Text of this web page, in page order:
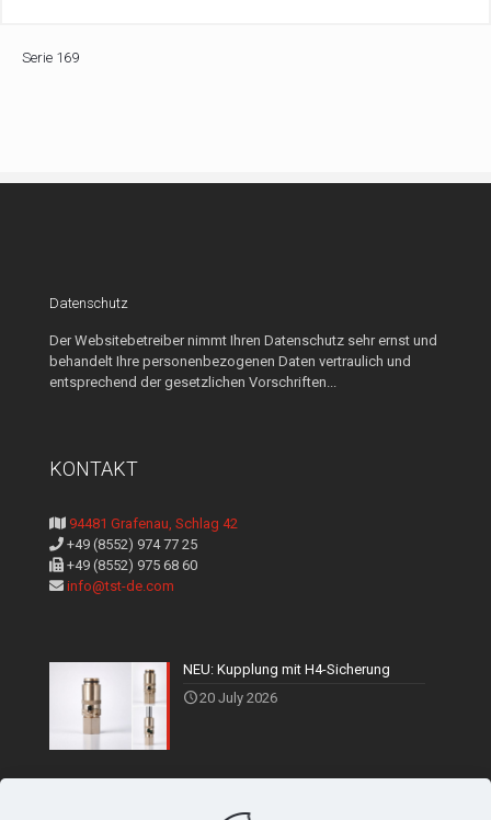
Serie 169
Datenschutz
Der Websitebetreiber nimmt Ihren Datenschutz sehr ernst und
behandelt Ihre personenbezogenen Daten vertraulich und
entsprechend der gesetzlichen Vorschriften...
KONTAKT
94481 Grafenau, Schlag 42
+49 (8552) 974 77 25
+49 (8552) 975 68 60
info@tst-de.com
NEU: Kupplung mit H4-Sicherung
20 July 2026